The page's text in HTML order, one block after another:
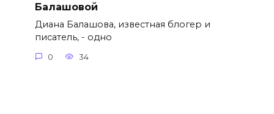
Балашовой
Диана Балашова, известная блогер и
писатель, - одно
0 34